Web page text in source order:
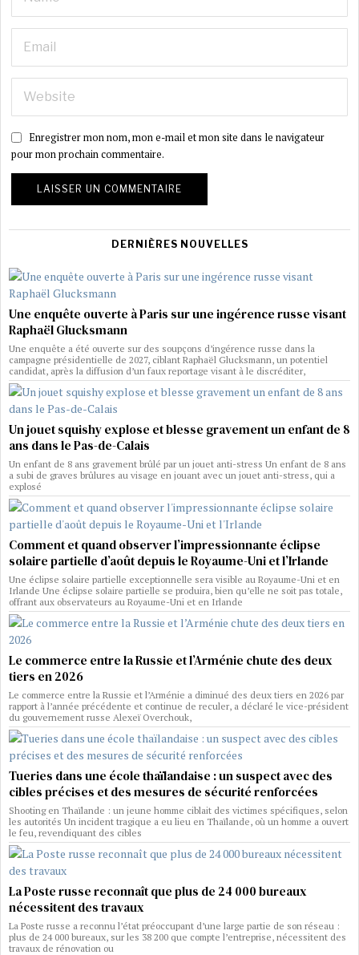
Enregistrer mon nom, mon e-mail et mon site dans le navigateur
pour mon prochain commentaire.
DERNIÈRES NOUVELLES
Une enquête ouverte à Paris sur une ingérence russe visant
Raphaël Glucksmann
Une enquête a été ouverte sur des soupçons d’ingérence russe dans la
campagne présidentielle de 2027, ciblant Raphaël Glucksmann, un potentiel
candidat, après la diffusion d’un faux reportage visant à le discréditer,
Un jouet squishy explose et blesse gravement un enfant de 8
ans dans le Pas-de-Calais
Un enfant de 8 ans gravement brûlé par un jouet anti-stress Un enfant de 8 ans
a subi de graves brûlures au visage en jouant avec un jouet anti-stress, qui a
explosé
Comment et quand observer l’impressionnante éclipse
solaire partielle d’août depuis le Royaume-Uni et l’Irlande
Une éclipse solaire partielle exceptionnelle sera visible au Royaume-Uni et en
Irlande Une éclipse solaire partielle se produira, bien qu’elle ne soit pas totale,
offrant aux observateurs au Royaume-Uni et en Irlande
Le commerce entre la Russie et l’Arménie chute des deux
tiers en 2026
Le commerce entre la Russie et l’Arménie a diminué des deux tiers en 2026 par
rapport à l’année précédente et continue de reculer, a déclaré le vice-président
du gouvernement russe Alexeï Overchouk,
Tueries dans une école thaïlandaise : un suspect avec des
cibles précises et des mesures de sécurité renforcées
Shooting en Thaïlande : un jeune homme ciblait des victimes spécifiques, selon
les autorités Un incident tragique a eu lieu en Thaïlande, où un homme a ouvert
le feu, revendiquant des cibles
La Poste russe reconnaît que plus de 24 000 bureaux
nécessitent des travaux
La Poste russe a reconnu l’état préoccupant d’une large partie de son réseau :
plus de 24 000 bureaux, sur les 38 200 que compte l’entreprise, nécessitent des
travaux de rénovation ou